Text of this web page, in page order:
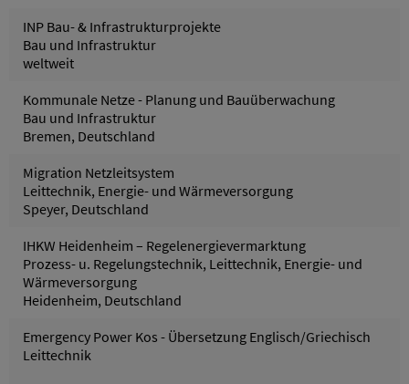
INP Bau- & Infrastrukturprojekte
Bau und Infrastruktur
weltweit
Kommunale Netze - Planung und Bauüberwachung
Bau und Infrastruktur
Bremen, Deutschland
Migration Netzleitsystem
Leittechnik, Energie- und Wärmeversorgung
Speyer, Deutschland
IHKW Heidenheim – Regelenergievermarktung
Prozess- u. Regelungstechnik, Leittechnik, Energie- und
Wärmeversorgung
Heidenheim, Deutschland
Emergency Power Kos - Übersetzung Englisch/Griechisch
Leittechnik